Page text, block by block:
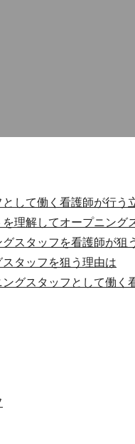
して働く看護師が行う
理解してオープニング
スタッフを看護師が狙
タッフを狙う理由は
グスタッフとして働く